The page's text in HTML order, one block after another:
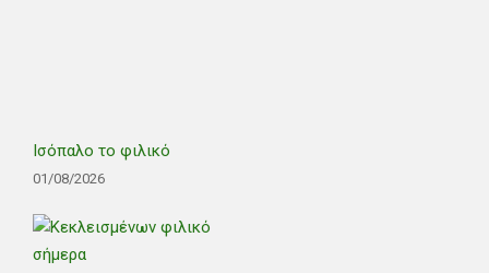
Ισόπαλο το φιλικό
01/08/2026